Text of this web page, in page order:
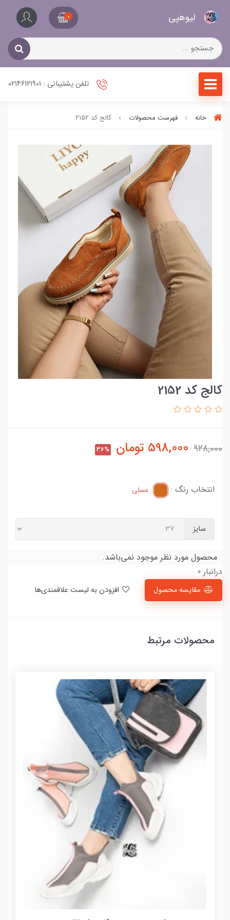
لیو‌هپی 0
تلفن پشتیبانی : 02146121901
خانه فهرست محصولات کالج کد 2152
کالج کد 2152
928,000
598,000 تومان 36%
انتخاب رنگ : عسلی
سایز
محصول مورد نظر موجود نمی‌باشد.
درانبار 0
مقایسه محصول
محصولات مرتبط